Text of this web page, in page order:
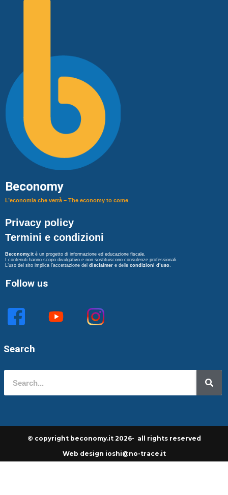
Beconomy
L’economia che verrà – The economy to come
Privacy policy
Termini e condizioni
Beconomy.it è un progetto di informazione ed educazione fiscale.
I contenuti hanno scopo divulgativo e non sostituiscono consulenze professionali.
L’uso del sito implica l’accettazione del disclaimer e delle condizioni d’uso.
Follow us
Search
© copyright beconomy.it 2026- all rights reserved
Web design ioshi@no-trace.it